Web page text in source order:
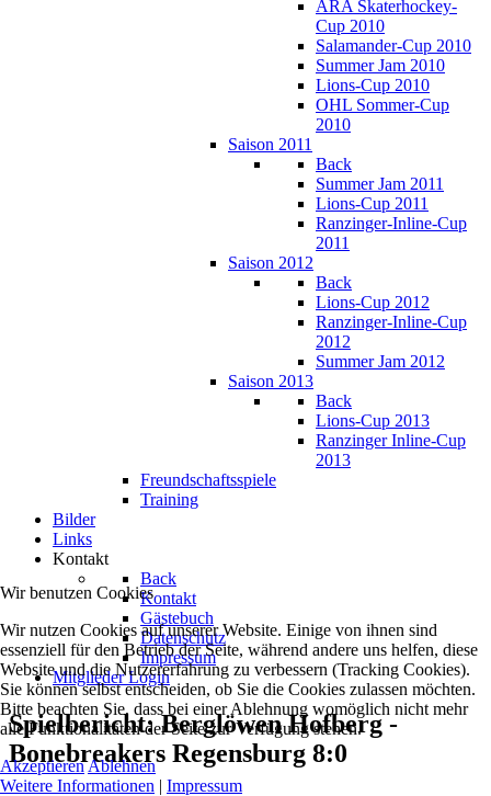
ARA Skaterhockey-
Cup 2010
Salamander-Cup 2010
Summer Jam 2010
Lions-Cup 2010
OHL Sommer-Cup
2010
Saison 2011
Back
Summer Jam 2011
Lions-Cup 2011
Ranzinger-Inline-Cup
2011
Saison 2012
Back
Lions-Cup 2012
Ranzinger-Inline-Cup
2012
Summer Jam 2012
Saison 2013
Back
Lions-Cup 2013
Ranzinger Inline-Cup
2013
Freundschaftsspiele
Training
Bilder
Links
Kontakt
Back
Kontakt
Gästebuch
Datenschutz
Impressum
Mitglieder Login
Spielbericht: Berglöwen Hofberg -
Bonebreakers Regensburg 8:0
Wir benutzen Cookies
Wir nutzen Cookies auf unserer Website. Einige von ihnen sind
essenziell für den Betrieb der Seite, während andere uns helfen, diese
Website und die Nutzererfahrung zu verbessern (Tracking Cookies).
Sie können selbst entscheiden, ob Sie die Cookies zulassen möchten.
Bitte beachten Sie, dass bei einer Ablehnung womöglich nicht mehr
alle Funktionalitäten der Seite zur Verfügung stehen.
AkzeptierenAblehnen
Weitere Informationen | Impressum